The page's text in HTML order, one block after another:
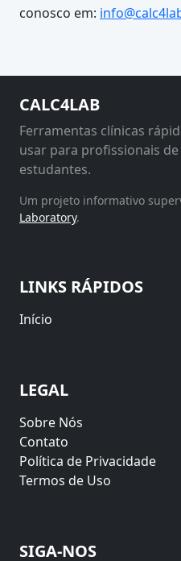
conosco em:
CALC4LAB
Ferramentas clínicas
usar para profissionais
estudantes.
Um projeto informativo
Laboratory.
LINKS RÁPIDOS
Início
LEGAL
Sobre Nós
Contato
Política de Privacidade
Termos de Uso
SIGA-NOS